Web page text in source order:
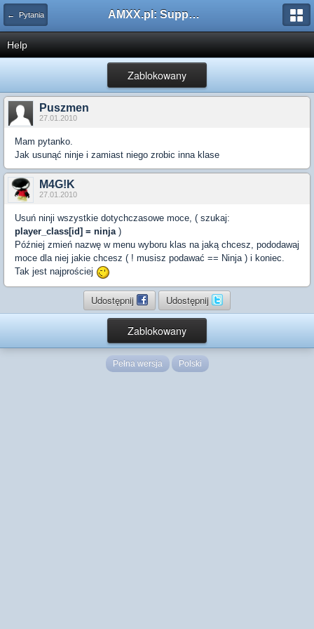
← Pytania AMXX.pl: Support AMX Mod X i SourceMod
Help
Zablokowany
Puszmen
27.01.2010
Mam pytanko.
Jak usunąć ninje i zamiast niego zrobic inna klase
M4G!K
27.01.2010
Usuń ninji wszystkie dotychczasowe moce, ( szukaj:
player_class[id] = ninja)
Później zmień nazwę w menu wyboru klas na jaką chcesz, pododawaj
moce dla niej jakie chcesz ( ! musisz podawać == Ninja ) i koniec.
Tak jest najprościej
Udostępnij Udostępnij
Zablokowany
Pełna wersja Polski